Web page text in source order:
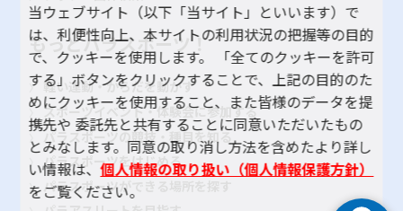
もっとパラスポーツ！
軽い運動・からだを動かす
スポーツイベント・体験会に参加する
パラスポーツの競技・種目を知る
パラスポーツをはじめる
パラスポーツができる場所を探す
当ウェブサイト（以下「当サイト」といいます）で
は、利便性向上、本サイトの利用状況の把握等の目的
で、クッキーを使用します。 「全てのクッキーを許可
する」ボタンをクリックすることで、上記の目的のた
めにクッキーを使用すること、また皆様のデータを提
携先や 委託先と共有することに同意いただいたもの
とみなします。同意の取り消し方法を含めたより詳し
い情報は、個人情報の取り扱い（個人情報保護方針）
をご覧ください。